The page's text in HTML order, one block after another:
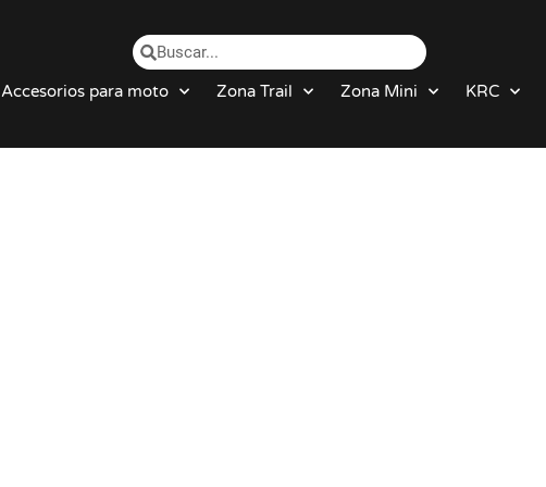
Accesorios para moto Zona Trail Zona Mini KRC